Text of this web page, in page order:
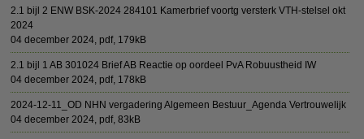
2.1 bijl 2 ENW BSK-2024 284101 Kamerbrief voortg versterk VTH-stelsel okt
2024
04 december 2024, pdf, 179kB
2.1 bijl 1 AB 301024 Brief AB Reactie op oordeel PvA Robuustheid IW
04 december 2024, pdf, 178kB
2024-12-11_OD NHN vergadering Algemeen Bestuur_Agenda Vertrouwelijk
04 december 2024, pdf, 83kB